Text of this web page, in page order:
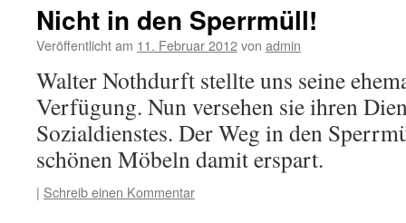
Nicht in den Sperrmüll!
Veröffentlicht am 11. Februar 2012von admin
Walter Nothdurft stellte uns seine
Verfügung. Nun versehen sie ihren
Sozialdienstes. Der Weg in den
schönen Möbeln damit erspart.
| Schreib einen Kommentar